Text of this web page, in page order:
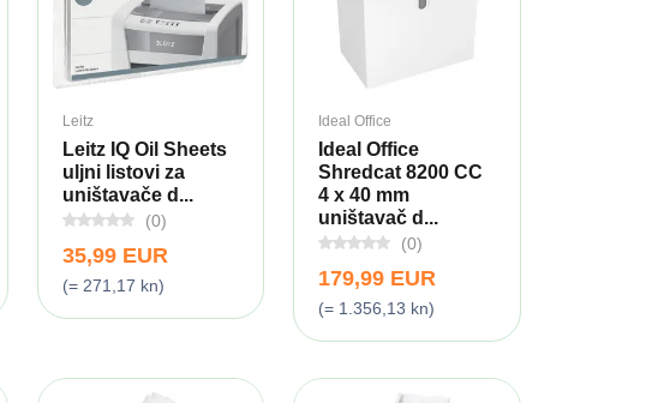
Leitz
Leitz IQ Oil Sheets
uljni listovi za
uništavače d...
(0)
35,99 EUR
(= 271,17 kn)
Ideal Office
Ideal Office
Shredcat 8200 CC
4 x 40 mm
uništavač d...
(0)
179,99 EUR
(= 1.356,13 kn)